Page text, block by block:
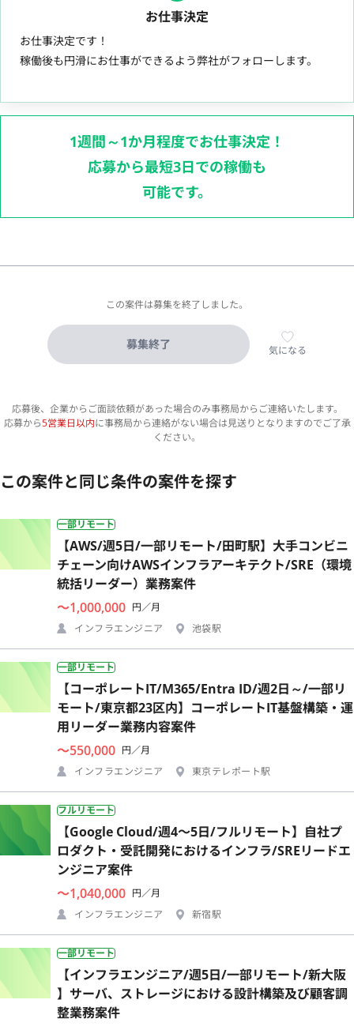
お仕事決定
お仕事決定です！
稼働後も円滑にお仕事ができるよう弊社がフォローします。
1週間～1か月程度でお仕事決定！
応募から最短3日での稼働も
可能です。
この案件は募集を終了しました。
募集終了 気になる
応募後、企業からご面談依頼があった場合のみ事務局からご連絡いたします。
応募から5営業日以内に事務局から連絡がない場合は見送りとなりますのでご了承
ください。
この案件と同じ条件の案件を探す
一部リモート
【AWS/週5日/一部リモート/田町駅】大手コンビニ
チェーン向けAWSインフラアーキテクト/SRE（環境
統括リーダー）業務案件
〜1,000,000 円／月
インフラエンジニア
池袋駅
一部リモート
【コーポレートIT/M365/Entra ID/週2日～/一部リ
モート/東京都23区内】コーポレートIT基盤構築・運
用リーダー業務内容案件
〜550,000 円／月
インフラエンジニア
東京テレポート駅
フルリモート
【Google Cloud/週4〜5日/フルリモート】自社プ
ロダクト・受託開発におけるインフラ/SREリードエ
ンジニア案件
〜1,040,000 円／月
インフラエンジニア
新宿駅
一部リモート
【インフラエンジニア/週5日/一部リモート/新大阪
】サーバ、ストレージにおける設計構築及び顧客調
整業務案件